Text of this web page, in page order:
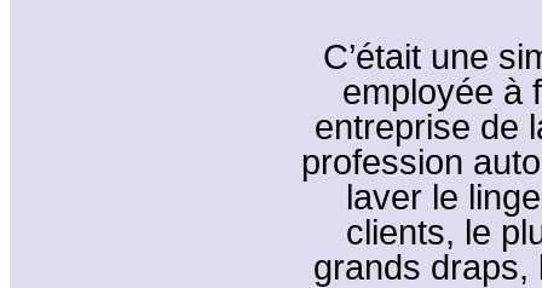
C’était une
employée à
entreprise de
profession
laver le
clients, le
grands draps,